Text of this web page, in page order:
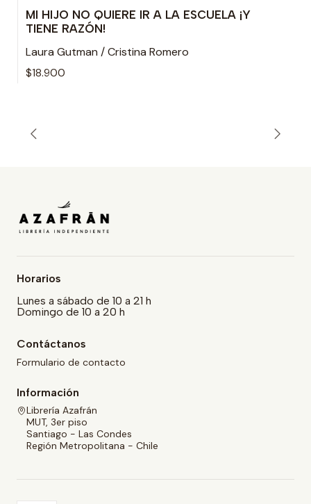
MI HIJO NO QUIERE IR A LA ESCUELA ¡Y
TIENE RAZÓN!
Laura Gutman / Cristina Romero
$18.900
Horarios
Lunes a sábado de 10 a 21 h
Domingo de 10 a 20 h
Contáctanos
Formulario de contacto
Información
Librería Azafrán
MUT, 3er piso
Santiago - Las Condes
Región Metropolitana - Chile